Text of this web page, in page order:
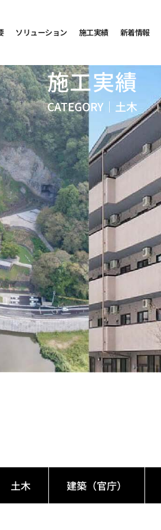
ソリューション 施工実績 新着情報
施工実績
CATEGORY｜ 土木
土木 建築（官庁）